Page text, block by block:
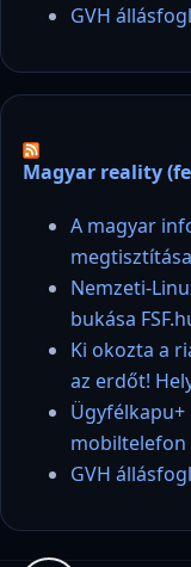
GVH
Magyar reality
A magyar
megtisztítása
Nemzeti-
bukása
Ki okozta a
az erdőt!
Ügyfélkapu+
mobiltelefon
GVH